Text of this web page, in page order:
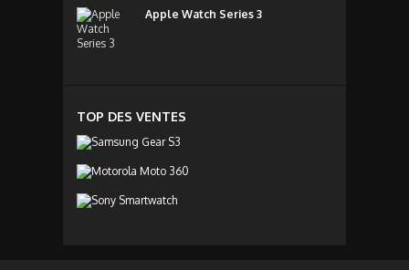
Apple Watch Series 3
TOP DES VENTES